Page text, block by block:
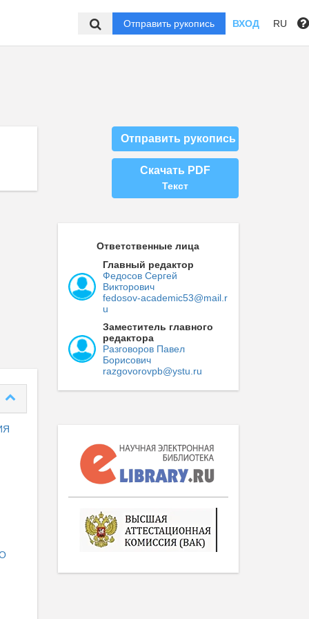
Отправить рукопись ВХОД RU
Отправить рукопись
Скачать PDF
Текст
Ответственные лица
Главный редактор
Федосов Сергей
Викторович
fedosov-academic53@mail.r
u
Заместитель главного
редактора
Разговоров Павел
Борисович
razgovorovpb@ystu.ru